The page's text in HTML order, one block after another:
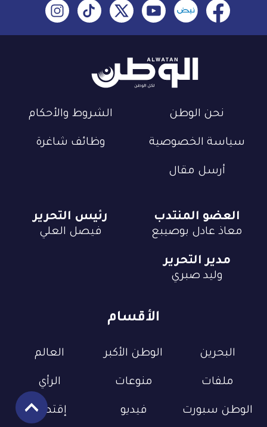
نحن الوطن الشروط والأحكام
سياسة الخصوصية وظائف شاغرة
أرسل مقال
الأقسام
البحرين الوطن الأكبر العالم
ملفات منوعات الرأي
الوطن سبورت فيديو إقتصاد
العضو المنتدب
معاذ عادل بوصيبع
رئيس التحرير
فيصل العلي
مدير التحرير
وليد صبري